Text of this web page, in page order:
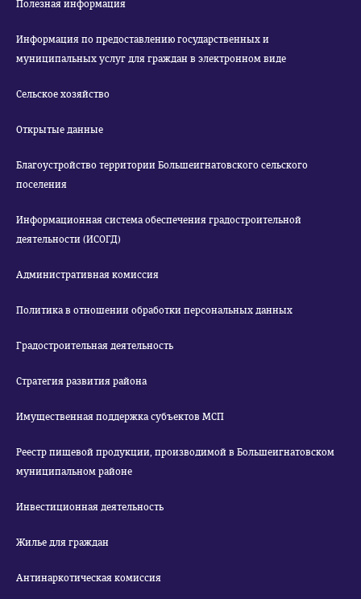
Полезная информация
Информация по предоставлению государственных и
муниципальных услуг для граждан в электронном виде
Сельское хозяйство
Открытые данные
Благоустройство территории Большеигнатовского сельского
поселения
Информационная система обеспечения градостроительной
деятельности (ИСОГД)
Административная комиссия
Политика в отношении обработки персональных данных
Градостроительная деятельность
Стратегия развития района
Имущественная поддержка субъектов МСП
Реестр пищевой продукции, производимой в Большеигнатовском
муниципальном районе
Инвестиционная деятельность
Жилье для граждан
Антинаркотическая комиссия